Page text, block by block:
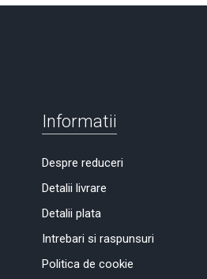
Informatii
Despre reduceri
Detalii livrare
Detalii plata
Intrebari si raspunsuri
Politica de cookie